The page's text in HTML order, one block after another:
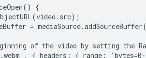
{
=
of the video by setting the
{ headers: { range: